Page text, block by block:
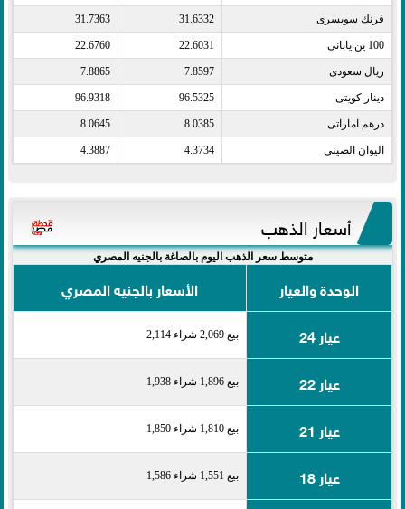
فرنك سويسرى​ 31.6332
31.7363
100 ين يابانى​ 22.6031
22.6760
ريال سعودى​ 7.8597
7.8865
دينار كويتى​ 96.5325
96.9318
درهم اماراتى​ 8.0385
8.0645
اليوان الصينى​ 4.3734
4.3887
أسعار الذهب
متوسط سعر الذهب اليوم بالصاغة بالجنيه المصري
الوحدة والعيار
الأسعار بالجنيه المصري
عيار 24
بيع 2,069 شراء 2,114
عيار 22 بيع 1,896 شراء 1,938
عيار 21 بيع 1,810 شراء 1,850
عيار 18 بيع 1,551 شراء 1,586